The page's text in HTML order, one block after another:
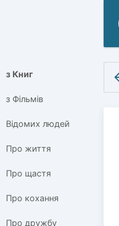
з Книг
з Фільмів
Відомих людей
Про життя
Про щастя
Про кохання
Про дружбу